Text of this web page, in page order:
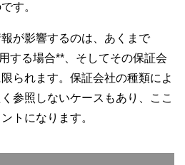
す。
が影響するのは、あくまで
する場合**、そしてその保証会
られます。保証会社の種類によ
参照しないケースもあり、ここ
トになります。